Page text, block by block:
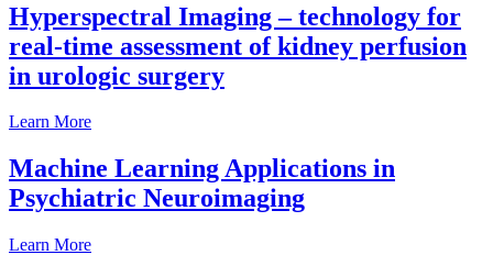
Hyperspectral Imaging – technology for
real-time assessment of kidney perfusion
in urologic surgery
Learn More
Machine Learning Applications in
Psychiatric Neuroimaging
Learn More